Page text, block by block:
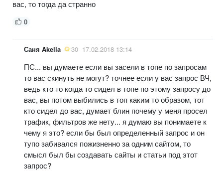
вас, то тогда да странно
0
Саня Akella 30 17.02.2018 13:14
ПС... вы думаете если вы засели в топе по запросам
то вас скинуть не могут? точнее если у вас запрос ВЧ,
ведь кто то когда то сидел в топе по этому запросу до
вас, вы потом выбились в топ каким то образом, тот
кто сидел до вас, думает блин почему у меня просел
трафик, фильтров же нету... я думаю вы понимаете к
чему я это? если бы был определенный запрос и он
тупо забивался пожизненно за одним сайтом, то
смысл был бы создавать сайты и статьи под этот
запрос?